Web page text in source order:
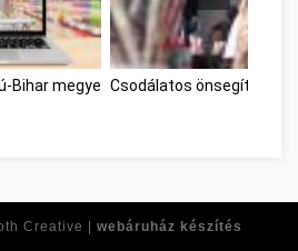
Bihar megye Csodálatos önsegítő
Creative | webáruház készítés